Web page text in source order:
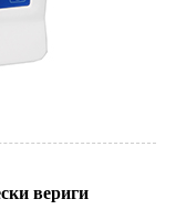
вериги